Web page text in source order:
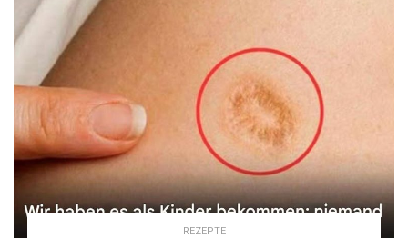
REZEPTE